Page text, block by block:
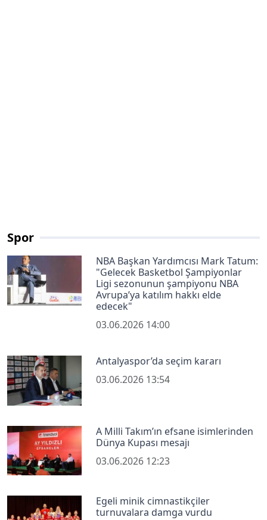
Spor
NBA Başkan Yardımcısı Mark Tatum:
"Gelecek Basketbol Şampiyonlar
Ligi sezonunun şampiyonu NBA
Avrupa’ya katılım hakkı elde
edecek"
03.06.2026 14:00
Antalyaspor’da seçim kararı
03.06.2026 13:54
A Milli Takım’ın efsane isimlerinden
Dünya Kupası mesajı
03.06.2026 12:23
Egeli minik cimnastikçiler
turnuvalara damga vurdu